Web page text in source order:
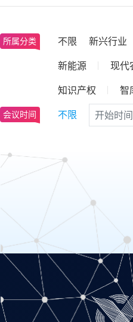
所属分类 不限 新兴行业
新能源 现代
知识产权 智
会议时间 不限